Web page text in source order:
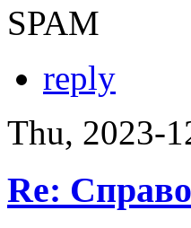
SPAM
reply
Thu, 2023-
Re: